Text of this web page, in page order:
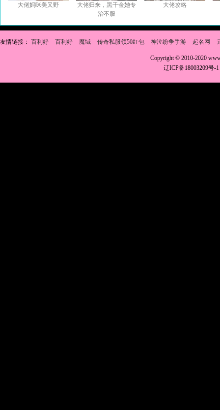
大佬妈咪美又野
大佬归来，黑千金她专
治不服
大佬攻略
友情链接： 百利好 百利好 魔域 传奇私服领50红包 神泣纷争手游 起名网
Copyright © 2010-2020
辽ICP备18003209号-